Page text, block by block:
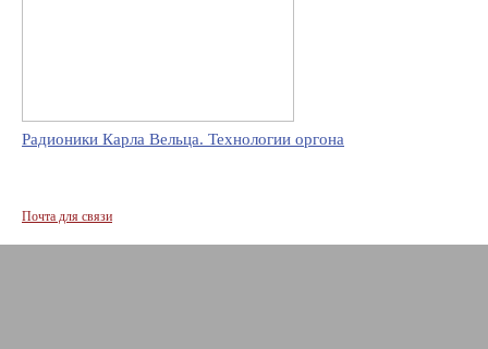
Радионики Карла Вельца. Технологии оргона
Почта для связи